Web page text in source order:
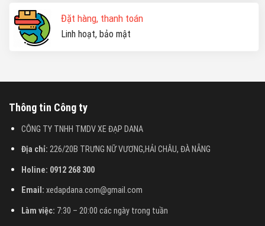
Đặt hàng, thanh toán
Linh hoạt, bảo mật
Thông tin Công ty
CÔNG TY TNHH TMDV XE ĐẠP DANA
Địa chỉ: 226/20B TRƯNG NỮ VƯƠNG,HẢI CHÂU, ĐÀ NẴNG
Holine: 0912 268 300
Email: xedapdana.com@gmail.com
Làm việc: 7:30 – 20:00 các ngày trong tuần